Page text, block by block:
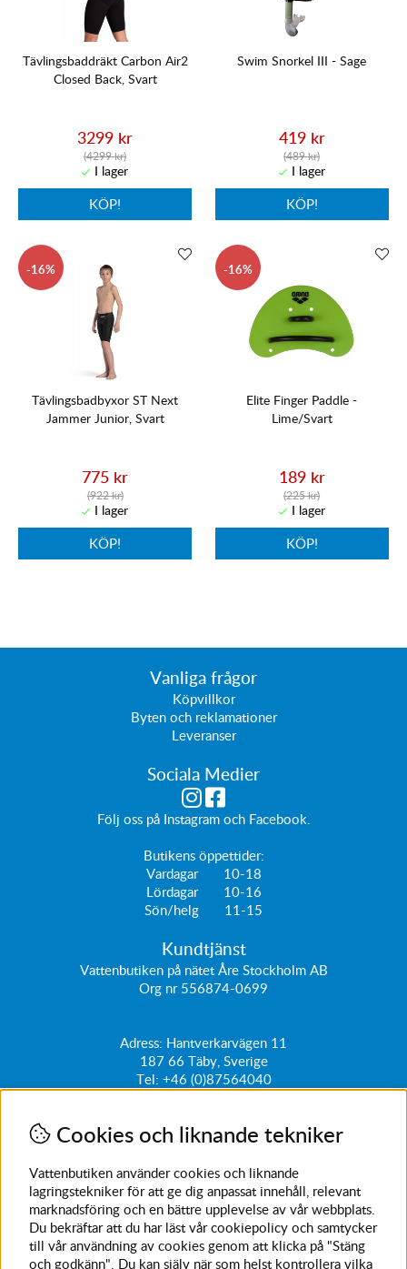
Tävlingsbaddräkt Carbon Air2
Closed Back, Svart
3299 kr
(4299 kr)
KÖP!
Swim Snorkel III - Sage
419 kr
(489 kr)
KÖP!
16
Tävlingsbadbyxor ST Next
Jammer Junior, Svart
775 kr
(922 kr)
KÖP!
16
Elite Finger Paddle -
Lime/Svart
189 kr
(225 kr)
KÖP!
Vanliga frågor
Köpvillkor
Byten och reklamationer
Leveranser
Sociala Medier
Följ oss på Instagramoch Facebook
Butikens öppettider:
Vardagar 10-18
Lördagar 10-16
Sön/helg 11-15
Kundtjänst
Vattenbutiken på nätet Åre Stockholm AB
Org nr 556874-0699
Adress: Hantverkarvägen 11
187 66 Täby, Sverige
Tel: +46 (0)87564040
kundtjanst@vattenbutiken.se
Få vårt nyhetsbrev
Ange din e-post nedan för att ta del av nyheter och
erbjudanden
SKICKA
Avanmäl nyhetsbrev
Cookies och liknande tekniker
Vattenbutiken använder cookies och liknande
lagringstekniker för att ge dig anpassat innehåll, relevant
marknadsföring och en bättre upplevelse av vår webbplats.
Du bekräftar att du har läst vår cookiepolicy och samtycker
till vår användning av cookies genom att klicka på "Stäng
och godkänn". Du kan själv när som helst kontrollera vilka